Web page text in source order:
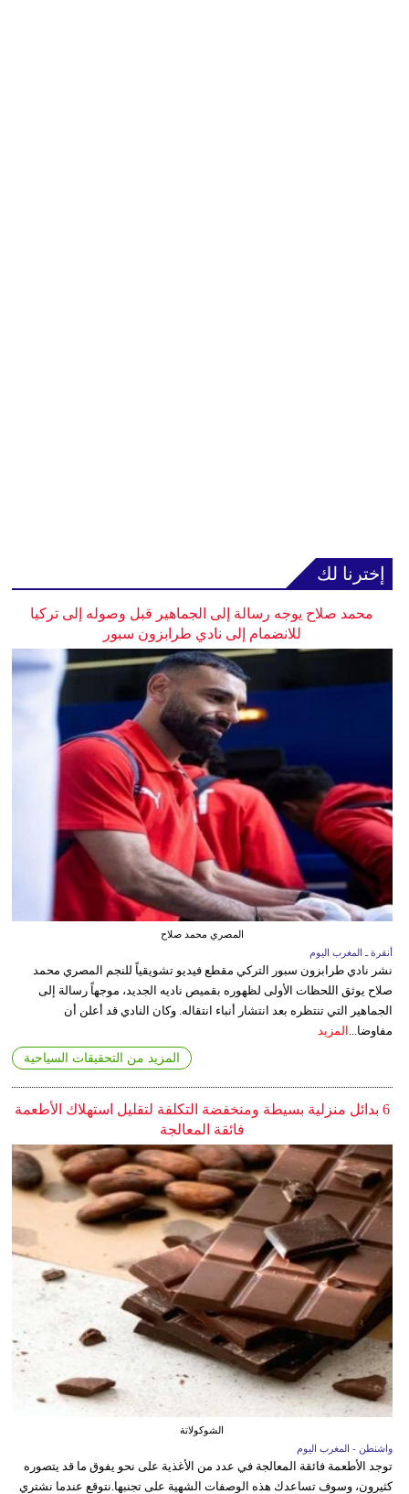
إخترنا لك
محمد صلاح يوجه رسالة إلى الجماهير قبل وصوله إلى تركيا
للانضمام إلى نادي طرابزون سبور
المصري محمد صلاح
أنقرة ـ المغرب اليوم
نشر نادي طرابزون سبور التركي مقطع فيديو تشويقياً للنجم المصري محمد
صلاح يوثق اللحظات الأولى لظهوره بقميص ناديه الجديد، موجهاً رسالة إلى
الجماهير التي تنتظره بعد انتشار أنباء انتقاله. وكان النادي قد أعلن أن
مفاوضا...
المزيد
المزيد من التحقيقات السياحية
6 بدائل منزلية بسيطة ومنخفضة التكلفة لتقليل استهلاك الأطعمة
فائقة المعالجة
الشوكولاتة
واشنطن - المغرب اليوم
توجد الأطعمة فائقة المعالجة في عدد من الأغذية على نحو يفوق ما قد يتصوره
كثيرون، وسوف تساعدك هذه الوصفات الشهية على تجنبها.نتوقع عندما نشتري